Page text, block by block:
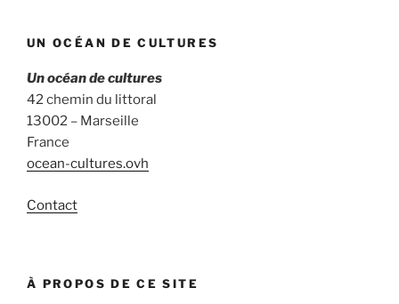
UN OCÉAN DE CULTURES
Un océan de cultures
42 chemin du littoral
13002 – Marseille
France
ocean-cultures.ovh
Contact
À PROPOS DE CE SITE